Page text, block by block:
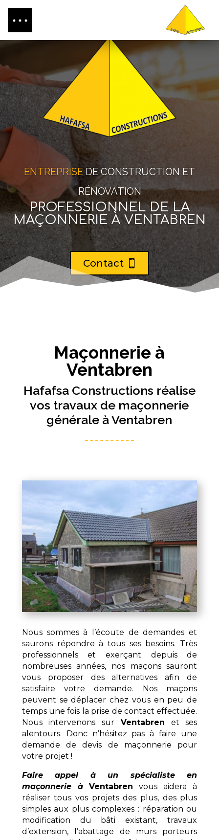
ENTREPRISEDE CONSTRUCTION ET
RÉNOVATION
PROFESSIONNEL DE LA
MAÇONNERIE À VENTABREN
Contact
Maçonnerie à
Ventabren
Hafafsa Constructions réalise
vos travaux de maçonnerie
générale à Ventabren
Nous sommes à l’écoute de demandes et
saurons répondre à tous ses besoins. Très
professionnels et exerçant depuis de
nombreuses années, nos maçons sauront
vous proposer des alternatives afin de
satisfaire votre demande. Nos maçons
peuvent se déplacer chez vous en peu de
temps une fois la prise de contact effectuée.
Nous intervenons sur Ventabren et ses
alentours. Donc n’hésitez pas à faire une
demande de devis de maçonnerie pour
votre projet !
Faire appel à un spécialiste en
maçonnerie à
Ventabren vous aidera à
réaliser tous vos projets des plus, des plus
simples aux plus complexes : réparation ou
modification du bâti existant, travaux
d’extension, l’abattage de murs porteurs